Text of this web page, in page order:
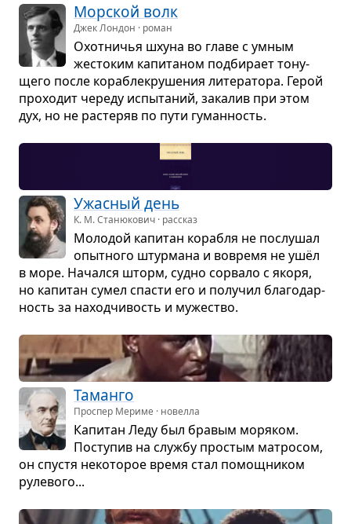
Мор­ской волк
Джек Лондон · роман
Охот­ни­чья шхуна во главе с умным
жесто­ким капи­та­ном под­би­рает тону­
щего после кора­бле­­кру­ше­ния лите­ра­тора. Герой
про­хо­дит череду испы­та­ний, зака­лив при этом
дух, но не рас­те­ряв по пути гуман­ность.
Ужас­ный день
К. М. Станюкович · рассказ
Моло­дой капи­тан корабля не послу­шал
опыт­ного штур­мана и вовремя не ушёл
в море. Начался шторм, судно сорвало с якоря,
но капи­тан сумел спа­сти его и полу­чил бла­го­дар­
ность за наход­чи­вость и муже­ство.
Таманго
Проспер Мериме · новелла
Капи­тан Леду был бра­вым моря­ком.
Посту­пив на службу про­стым мат­ро­сом,
он спу­стя неко­то­рое время стал помощ­ни­ком
руле­вого...